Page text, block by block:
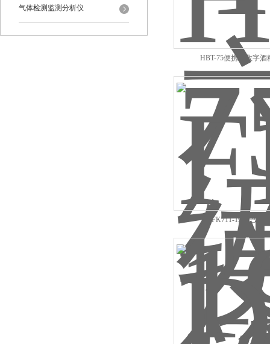
气体检测监测分析仪
HBT-75便携式数字酒
FK711-1990巴氏槽